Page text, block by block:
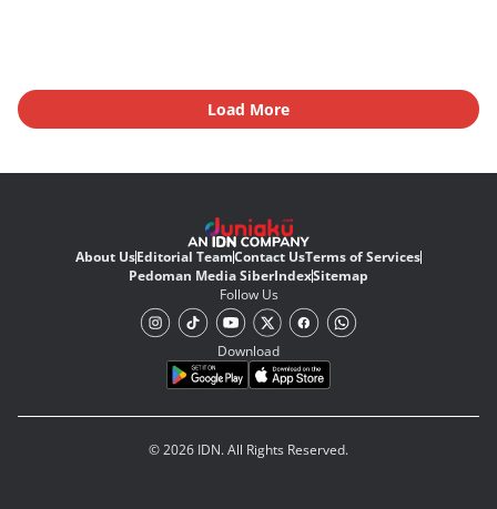
Load More
About UsEditorial TeamContact UsTerms of Services
Pedoman Media SiberIndexSitemap
Follow Us
Download
© 2026 IDN. All Rights Reserved.